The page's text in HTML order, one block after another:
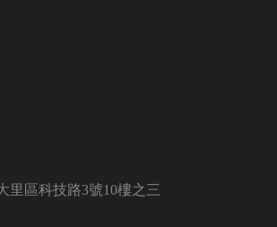
里區科技路3號10樓之三